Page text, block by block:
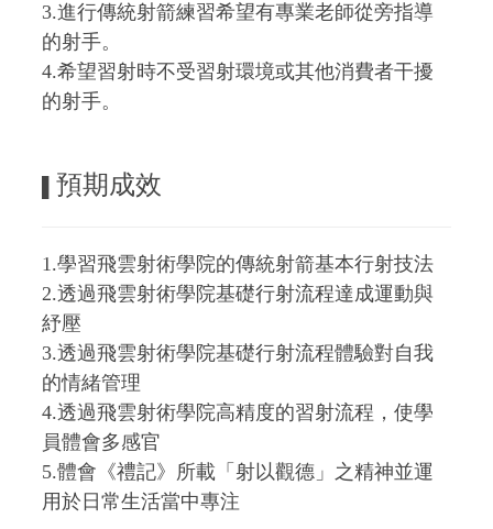
3.進行傳統射箭練習希望有專業老師從旁指導
的射手。
4.希望習射時不受習射環境或其他消費者干擾
的射手。
預期成效
1.學習飛雲射術學院的傳統射箭基本行射技法
2.透過飛雲射術學院基礎行射流程達成運動與
紓壓
3.透過飛雲射術學院基礎行射流程體驗對自我
的情緒管理
4.透過飛雲射術學院高精度的習射流程，使學
員體會多感官
5.體會《禮記》所載「射以觀德」之精神並運
用於日常生活當中專注